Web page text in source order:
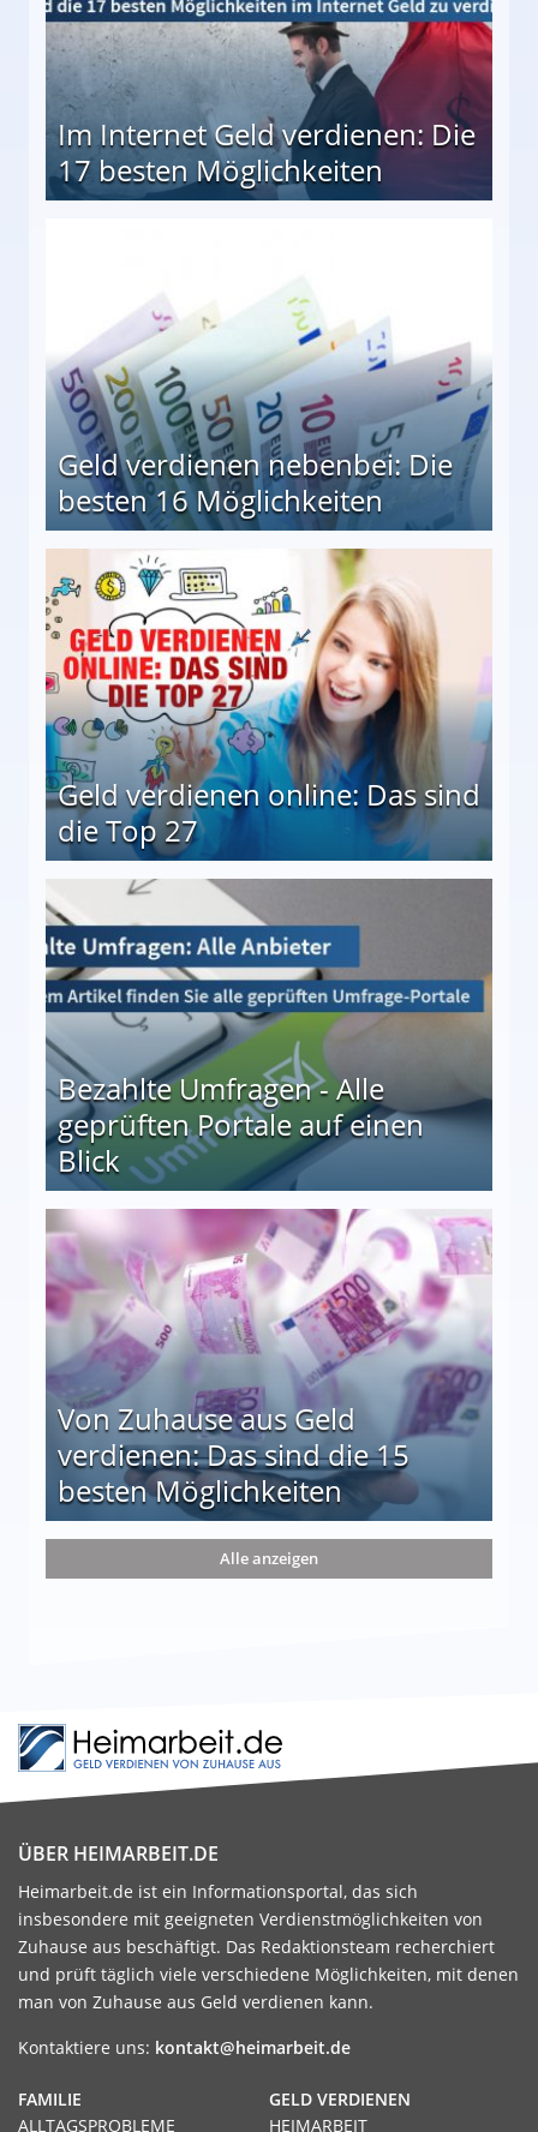
Im Internet Geld verdienen: Die
17 besten Möglichkeiten
Geld verdienen nebenbei: Die
besten 16 Möglichkeiten
Geld verdienen online: Das sind
die Top 27
Bezahlte Umfragen - Alle
geprüften Portale auf einen
Blick
auf einen Blick
Von Zuhause aus Geld
verdienen: Das sind die 15
besten Möglichkeiten
die 15 besten Möglichkeiten
Alle anzeigen
ÜBER HEIMARBEIT.DE
Heimarbeit.de ist ein Informationsportal, das sich
insbesondere mit geeigneten Verdienstmöglichkeiten von
Zuhause aus beschäftigt. Das Redaktionsteam recherchiert
und prüft täglich viele verschiedene Möglichkeiten, mit denen
man von Zuhause aus Geld verdienen kann.
Kontaktiere uns: kontakt@heimarbeit.de
GELD VERDIENEN
HEIMARBEIT
FAMILIE
ALLTAGSPROBLEME